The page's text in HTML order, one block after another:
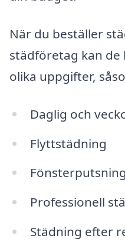
När du beställer
städföretag kan de
olika uppgifter,
Daglig och
Flyttstädning
Fönsterputsning
Professionell
Städning efter